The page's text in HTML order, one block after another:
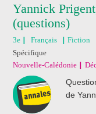
Yannick
(questions)
3e Français
Fiction
Spécifique
Nouvelle-Calédonie
de